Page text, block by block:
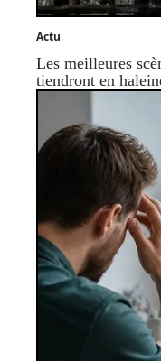
Actu
Les meilleures
tiendront en